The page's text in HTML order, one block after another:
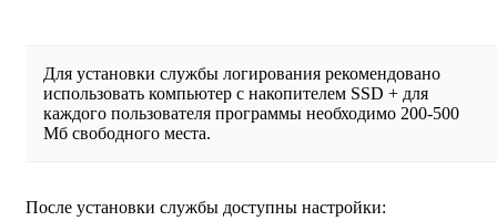
Для установки службы логирования рекомендовано
использовать компьютер с накопителем SSD + для
каждого пользователя программы необходимо 200-500
Мб свободного места.
После установки службы доступны настройки: